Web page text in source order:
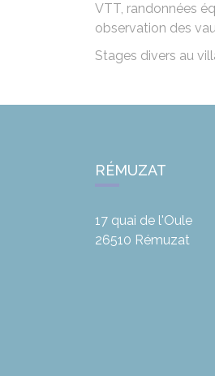
VTT, randonnées
observation des
Stages divers au
RÉMUZAT
17 quai de l'Oule
26510 Rémuzat